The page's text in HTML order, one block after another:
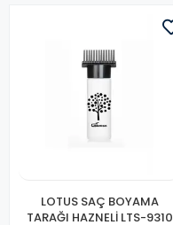
LOTUS SAÇ BOYAMA
TARAĞI HAZNELİ LTS-9310